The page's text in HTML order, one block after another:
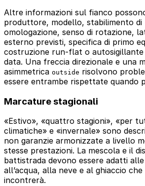
Altre informazioni sul fianco
produttore, modello, stabilimento di
omologazione, senso di rotazione,
esterno previsti, specifica di primo
costruzione run-flat o autosigillante
data. Una freccia direzionale e una
asimmetrica outside risolvono
essere entrambe rispettate quando
Marcature stagionali
«Estivo», «quattro stagioni», «per
climatiche» e «invernale» sono
non garanzie armonizzate a livello
stesse prestazioni. La mescola e il
battistrada devono essere adatti
all’acqua, alla neve e al ghiaccio
incontrerà.